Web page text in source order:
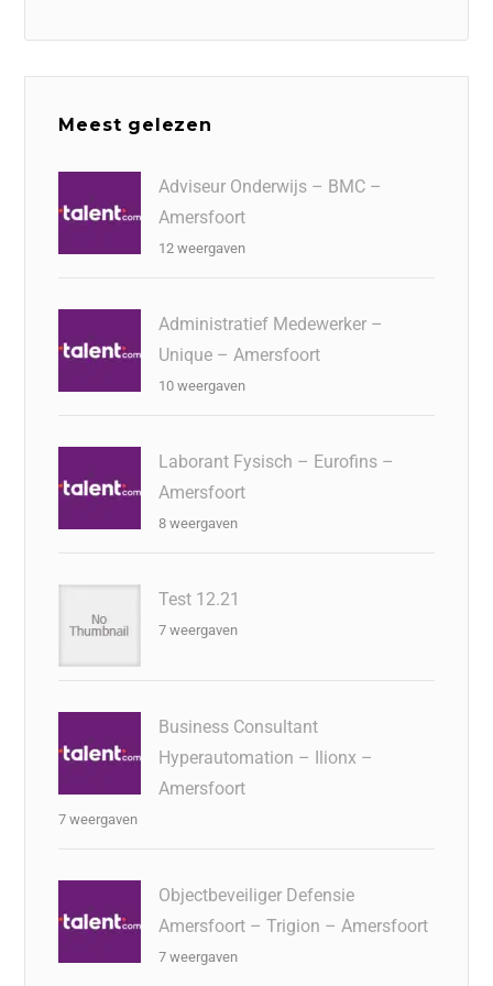
Meest gelezen
Adviseur Onderwijs – BMC –
Amersfoort
12 weergaven
Administratief Medewerker –
Unique – Amersfoort
10 weergaven
Laborant Fysisch – Eurofins –
Amersfoort
8 weergaven
Test 12.21
7 weergaven
Business Consultant
Hyperautomation – Ilionx –
Amersfoort
7 weergaven
Objectbeveiliger Defensie
Amersfoort – Trigion – Amersfoort
7 weergaven